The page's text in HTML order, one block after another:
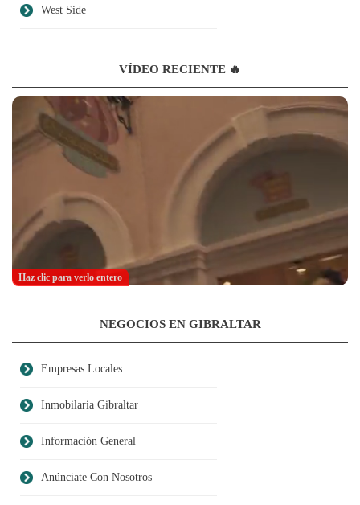
West Side
VÍDEO RECIENTE 🔥
Haz clic para verlo entero
NEGOCIOS EN GIBRALTAR
Empresas Locales
Inmobilaria Gibraltar
Información General
Anúnciate Con Nosotros